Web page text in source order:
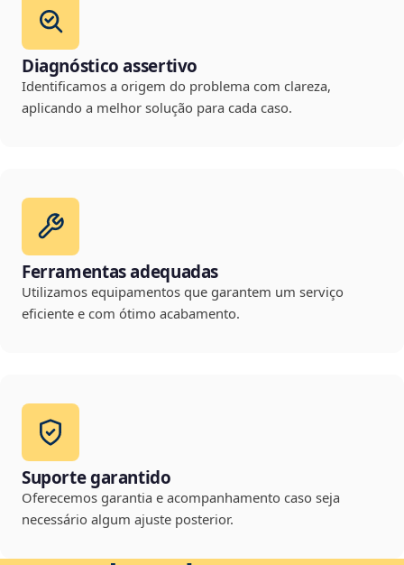
Diagnóstico assertivo
Identificamos a origem do problema com clareza,
aplicando a melhor solução para cada caso.
Ferramentas adequadas
Utilizamos equipamentos que garantem um serviço
eficiente e com ótimo acabamento.
Suporte garantido
Oferecemos garantia e acompanhamento caso seja
necessário algum ajuste posterior.